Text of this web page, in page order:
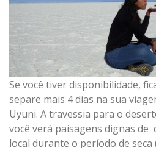
Se você tiver disponibilidade,
separe mais 4 dias na sua
Uyuni. A travessia para o
você verá paisagens dignas de
local durante o período de